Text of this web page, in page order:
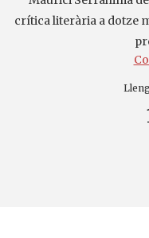
crítica literària a dotze